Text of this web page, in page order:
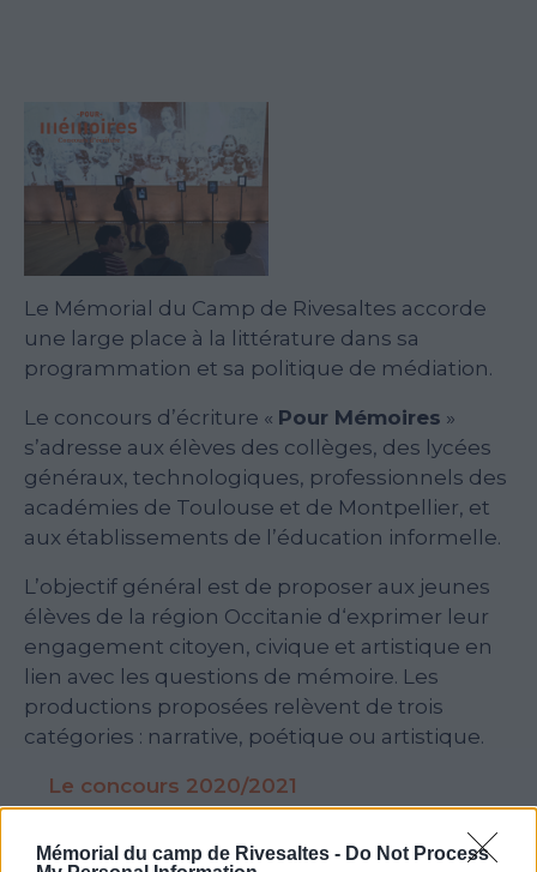
Mémorial du camp de Rivesaltes - Do Not Process
Le Mémorial du Camp de Rivesaltes accorde
une large place à la littérature dans sa
programmation et sa politique de médiation.
Le concours d’écriture « Pour Mémoires »
s’adresse aux élèves des collèges, des lycées
généraux, technologiques, professionnels des
académies de Toulouse et de Montpellier, et
aux établissements de l’éducation informelle.
L’objectif général est de proposer aux jeunes
élèves de la région Occitanie d‘exprimer leur
engagement citoyen, civique et artistique en
lien avec les questions de mémoire. Les
productions proposées relèvent de trois
catégories : narrative, poétique ou artistique.
Le concours 2020/2021